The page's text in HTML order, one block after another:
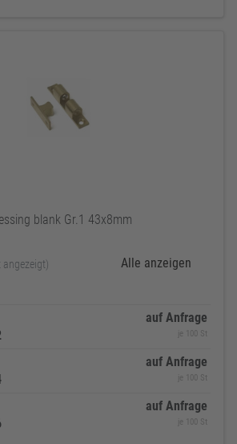
blank Gr.1 43x8mm
angezeigt)
Alle anzeigen
auf Anfrage
je 100 St
auf Anfrage
je 100 St
auf Anfrage
je 100 St